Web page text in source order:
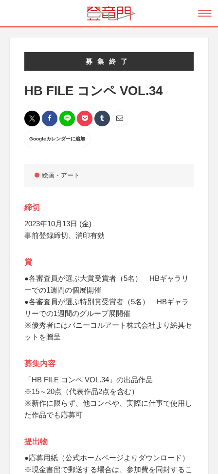
募集終了
HB FILE コンペ VOL.34
Googleカレンダーに追加
絵画・アート
締切
2023年10月13日 (金)
事前登録締切、消印有効
賞
●各審査員が選ぶ大賞受賞者（5名） HBギャラリ
ーでの1週間の個展開催
●各審査員が選ぶ特別賞受賞者（5名） HBギャラ
リーでの1週間のグループ展開催
※優秀者にはバニーコルアート株式会社より絵具セ
ットを贈呈
募集内容
「HB FILE コンペ VOL.34」の出品作品
※15～20点（代表作品2点を含む）
※新作に限らず、他コンペや、実際に仕事で使用し
た作品でも応募可
提出物
●応募用紙（公式ホームページよりダウンロード）
※現金書留で郵送する場合は、参加費を同封するこ